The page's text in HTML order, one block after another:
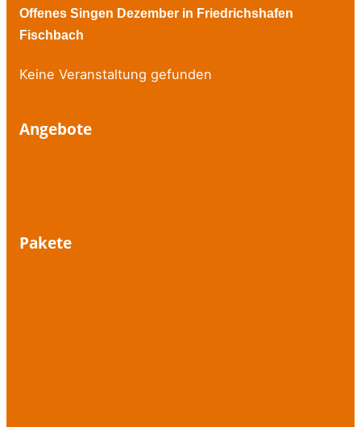
Offenes Singen Dezember in Friedrichshafen
Fischbach
Keine Veranstaltung gefunden
Angebote
Pakete